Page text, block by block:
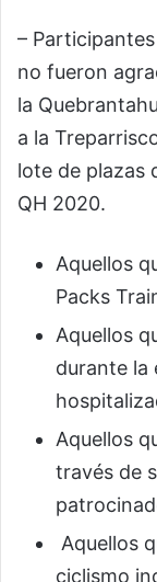
–
no fueron
la
a la
lote de plazas
QH 2020.
Aquellos
Packs
Aquellos
durante la
Aquellos
través de
Aquellos
ciclismo